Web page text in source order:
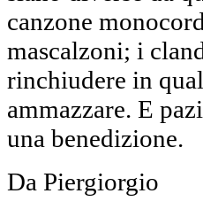
canzone
mascalzoni; i
rinchiudere in
ammazzare. E
una benedizione.
Da Piergiorgio